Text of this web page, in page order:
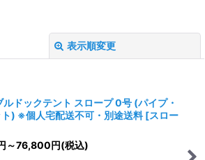
表示順変更
ルドックテント スロープ 0号 (パイプ・
) ※個人宅配送不可・別途送料 [スロー
～76,800円(税込)